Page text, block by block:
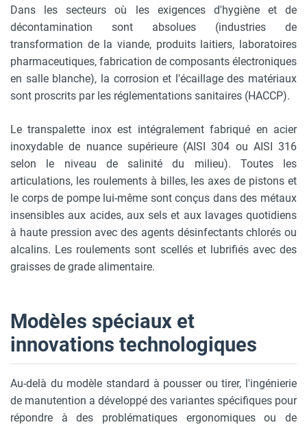
Dans les secteurs où les exigences d'hygiène et de
décontamination sont absolues (industries de
transformation de la viande, produits laitiers, laboratoires
pharmaceutiques, fabrication de composants électroniques
en salle blanche), la corrosion et l'écaillage des matériaux
sont proscrits par les réglementations sanitaires (HACCP).
Le transpalette inox est intégralement fabriqué en acier
inoxydable de nuance supérieure (AISI 304 ou AISI 316
selon le niveau de salinité du milieu). Toutes les
articulations, les roulements à billes, les axes de pistons et
le corps de pompe lui-même sont conçus dans des métaux
insensibles aux acides, aux sels et aux lavages quotidiens
à haute pression avec des agents désinfectants chlorés ou
alcalins. Les roulements sont scellés et lubrifiés avec des
graisses de grade alimentaire.
Modèles spéciaux et
innovations technologiques
Au-delà du modèle standard à pousser ou tirer, l'ingénierie
de manutention a développé des variantes spécifiques pour
répondre à des problématiques ergonomiques ou de